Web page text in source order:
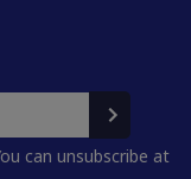
can unsubscribe at